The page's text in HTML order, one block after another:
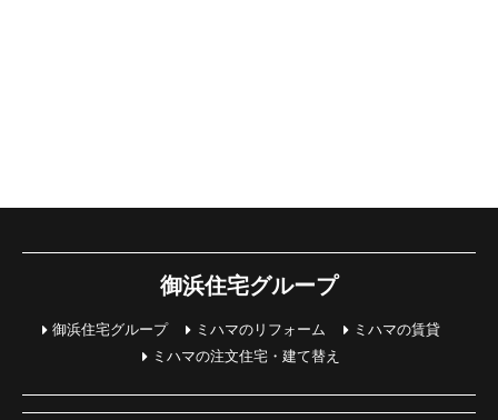
御浜住宅グループ
御浜住宅グループ ミハマのリフォーム
ミハマの賃貸
ミハマの注文住宅・建て替え